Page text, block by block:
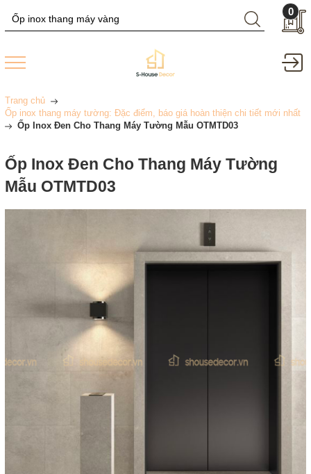
0
Trang chủ
Ốp inox thang máy tường: Đặc điểm, báo giá hoàn thiện chi tiết mới nhất
Ốp Inox Đen Cho Thang Máy Tường Mẫu OTMTD03
Ốp Inox Đen Cho Thang Máy Tường
Mẫu OTMTD03